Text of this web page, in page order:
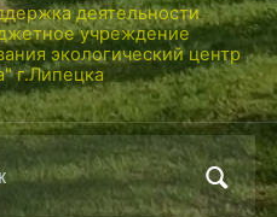
деятельности
учреждение
экологический центр
г.Липецка